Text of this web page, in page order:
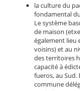
la culture du
fondamental
Le système
de maison
également lieu
voisins) et au
des territoires
capacité à
fueros, au Sud.
commune